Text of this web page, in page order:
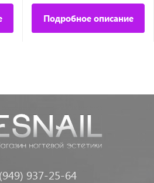
Подробное описание
937-25-64